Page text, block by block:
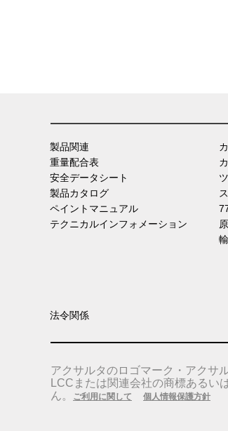
製品関連
重量配合表
安全データシート
製品カタログ
ペイントマニュアル
テクニカルインフォメーション
法令関係
アクサルタのロゴマーク・アクサ
LCCまたは関連会社の商標あるい
ん。
ご利用に関して 個人情報保護方針